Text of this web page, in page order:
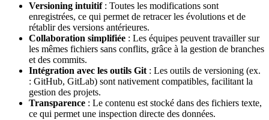
Versioning intuitif: Toutes les modifications sont
enregistrées, ce qui permet de retracer les évolutions et de
rétablir des versions antérieures.
Collaboration simplifiée : Les équipes peuvent travailler sur
les mêmes fichiers sans conflits, grâce à la gestion de branches
et des commits.
Intégration avec les outils Git : Les outils de versioning (ex.
: GitHub, GitLab) sont nativement compatibles, facilitant la
gestion des projets.
Transparence : Le contenu est stocké dans des fichiers texte,
ce qui permet une inspection directe des données.